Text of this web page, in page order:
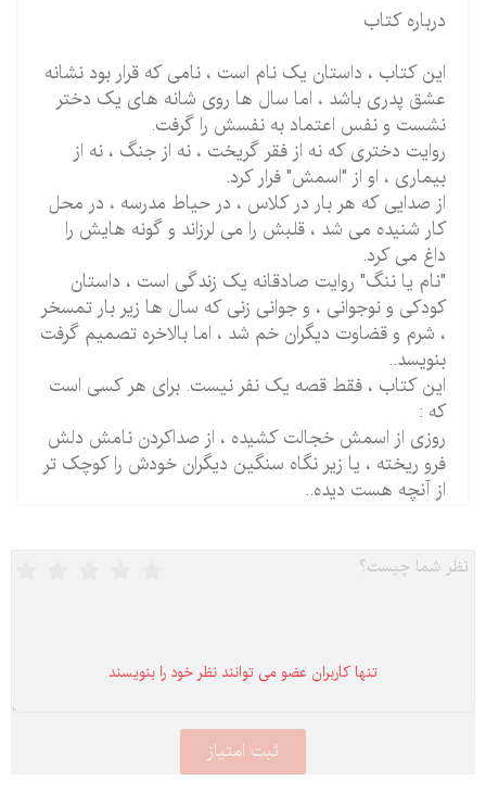
درباره کتاب
این کتاب ، داستان یک نام است ، نامی که قرار بود نشانه
عشق پدری باشد ، اما سال ها روی شانه های یک دختر
نشست و نفس اعتماد به نفسش را گرفت.
روایت دختری که نه از فقر گریخت ، نه از جنگ ، نه از
بیماری ، او از "اسمش" فرار کرد.
از صدایی که هر بار در کلاس ، در حیاط مدرسه ، در محل
کار شنیده می شد ، قلبش را می لرزاند و گونه هایش را
داغ می کرد.
"نام یا ننگ" روایت صادقانه یک زندگی است ، داستان
کودکی و نوجوانی ، و جوانی زنی که سال ها زیر بار تمسخر
، شرم و قضاوت دیگران خم شد ، اما بالاخره تصمیم گرفت
بنویسد..
این کتاب ، فقط قصه یک نفر نیست. برای هر کسی است
که :
روزی از اسمش خجالت کشیده ، از صداکردن نامش دلش
فرو ریخته ، یا زیر نگاه سنگین دیگران خودش را کوچک تر
از آنچه هست دیده..
تنها كاربران عضو می توانند نظر خود را بنویسند